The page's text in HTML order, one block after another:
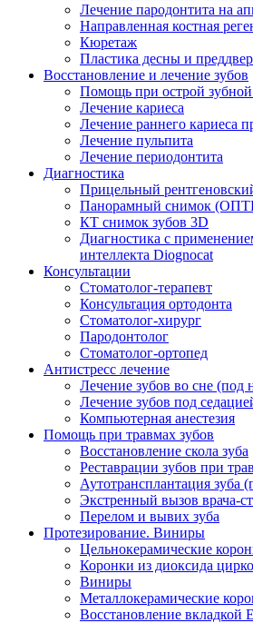
Лечение пародонтита на
Направленная костная
Кюретаж
Пластика десны и
Восстановление и лечение зубов
Помощь при острой
Лечение кариеса
Лечение раннего кариеса
Лечение пульпита
Лечение периодонтита
Диагностика
Прицельный
Панорамный снимок
КТ снимок зубов 3D
Диагностика с
интеллекта Diognocat
Консультации
Стоматолог-терапевт
Консультация ортодонта
Стоматолог-хирург
Пародонтолог
Стоматолог-ортопед
Антистресс лечение
Лечение зубов во сне (под
Лечение зубов под
Компьютерная анестезия
Помощь при травмах зубов
Восстановление скола зуба
Реставрации зубов при
Аутотрансплантация зуба
Экстренный вызов врача-
Перелом и вывих зуба
Протезирование. Виниры
Цельнокерамические
Коронки из диоксида
Виниры
Металлокерамические
Восстановление вкладкой